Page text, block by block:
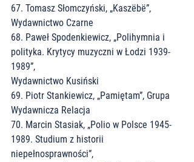
67. Tomasz Słomczyński, „Kaszëbë”,
Wydawnictwo Czarne
68. Paweł Spodenkiewicz, „Polihymnia i
polityka. Krytycy muzyczni w Łodzi 1939-
1989”,
Wydawnictwo Kusiński
69. Piotr Stankiewicz, „Pamiętam”, Grupa
Wydawnicza Relacja
70. Marcin Stasiak, „Polio w Polsce 1945-
1989. Studium z historii
niepełnosprawności”,